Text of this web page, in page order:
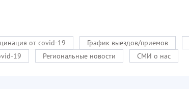
от covid-19 График выездов/приемов
19 Региональные новости СМИ о нас